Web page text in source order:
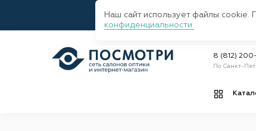
8 (812)
По Санкт-
Наш сайт использует файлы
конфиденциальности.